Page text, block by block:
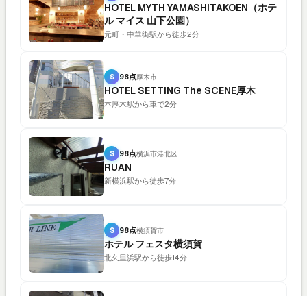
HOTEL MYTH YAMASHITAKOEN（ホテ
ル マイス 山下公園）
元町・中華街駅から徒歩2分
S 98点厚木市
HOTEL SETTING The SCENE厚木
本厚木駅から車で2分
S 98点横浜市港北区
RUAN
新横浜駅から徒歩7分
S 98点横須賀市
ホテル フェスタ横須賀
北久里浜駅から徒歩14分